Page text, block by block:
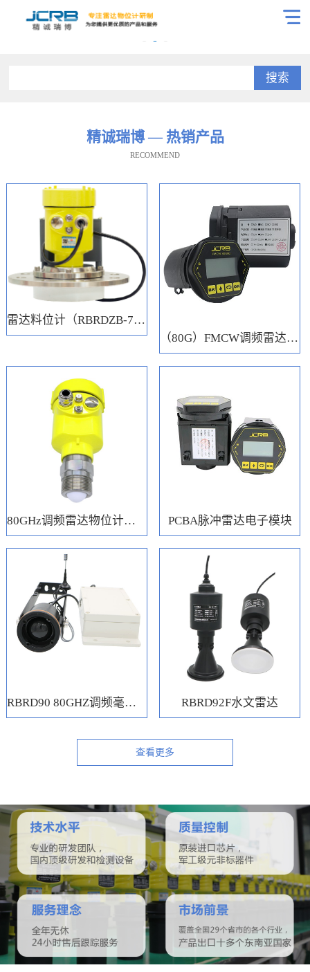
搜索
精诚瑞博 — 热销产品
RECOMMEND
雷达料位计（RBRDZB-71-6-C）
（80G）FMCW调频雷达电子模块
80GHz调频雷达物位计（RBRD71） PCBA脉冲雷达电子模块
RBRD90 80GHZ调频毫米波水位计 RBRD92F水文雷达
查看更多